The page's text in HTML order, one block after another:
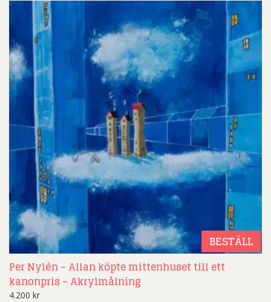
BESTÄLL
Per Nylén – Allan köpte mittenhuset till ett
kanonpris – Akrylmålning
4.200 kr